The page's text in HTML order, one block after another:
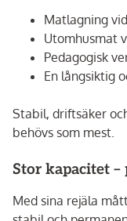
Matlagning
Utomhusmat
Pedagogisk
En långsiktig
Stabil, driftsäker
behövs som mest.
Stor kapacitet
Med sina rejäla